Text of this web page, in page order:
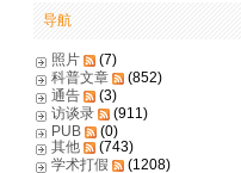
导航
照片
(7)
科普文章
(852)
通告
(3)
访谈录
(911)
PUB
(0)
其他
(743)
学术打假
(1208)